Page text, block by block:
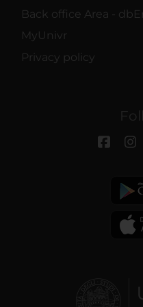
Back office Area -
MyUnivr
Privacy policy